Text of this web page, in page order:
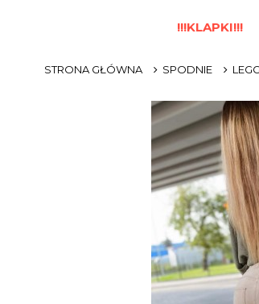
!!!KLAPKI!!!
STRONA GŁÓWNA SPODNIE